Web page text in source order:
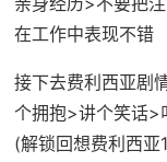
在工作中表现不错
接下去费利西亚剧
个拥抱>讲个笑话>
(解锁回想费利西亚